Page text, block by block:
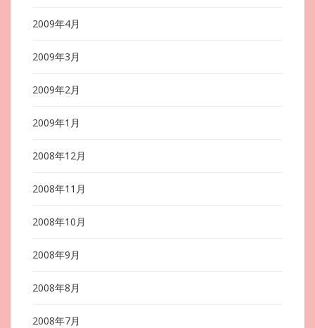
2009年4月
2009年3月
2009年2月
2009年1月
2008年12月
2008年11月
2008年10月
2008年9月
2008年8月
2008年7月